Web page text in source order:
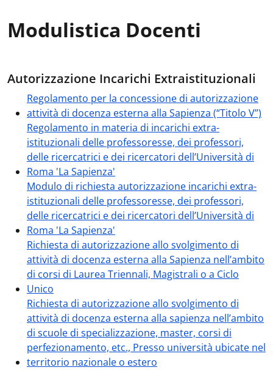
Modulistica Docenti
Autorizzazione Incarichi Extraistituzionali
Regolamento per la concessione di autorizzazione
attività di docenza esterna alla Sapienza (“Titolo V”)
Regolamento in materia di incarichi extra-
istituzionali delle professoresse, dei professori,
delle ricercatrici e dei ricercatori dell’Università di
Roma 'La Sapienza'
Modulo di richiesta autorizzazione incarichi extra-
istituzionali delle professoresse, dei professori,
delle ricercatrici e dei ricercatori dell’Università di
Roma 'La Sapienza'
Richiesta di autorizzazione allo svolgimento di
attività di docenza esterna alla Sapienza nell’ambito
di corsi di Laurea Triennali, Magistrali o a Ciclo
Unico
Richiesta di autorizzazione allo svolgimento di
attività di docenza esterna alla sapienza nell’ambito
di scuole di specializzazione, master, corsi di
perfezionamento, etc., Presso università ubicate nel
territorio nazionale o estero